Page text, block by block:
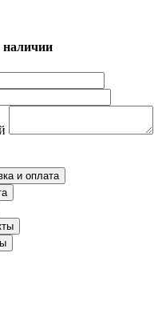
и оплата